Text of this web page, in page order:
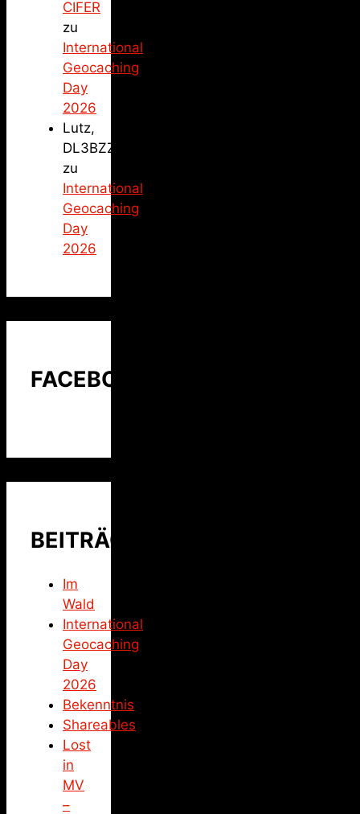
CIFER
zu
International
Geocaching
Day
2026
Lutz,
DL3BZZ
zu
International
Geocaching
Day
2026
FACEBOOK
BEITRÄGE
Im
Wald
International
Geocaching
Day
2026
Bekenntnis
Shareables
Lost
in
MV
–